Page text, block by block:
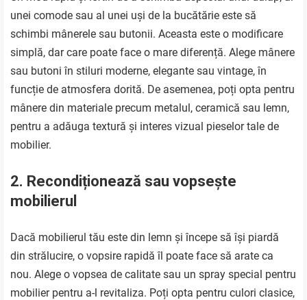
unei comode sau al unei uși de la bucătărie este să
schimbi mânerele sau butonii. Aceasta este o modificare
simplă, dar care poate face o mare diferență. Alege mânere
sau butoni în stiluri moderne, elegante sau vintage, în
funcție de atmosfera dorită. De asemenea, poți opta pentru
mânere din materiale precum metalul, ceramică sau lemn,
pentru a adăuga textură și interes vizual pieselor tale de
mobilier.
2. Recondiționează sau vopsește
mobilierul
Dacă mobilierul tău este din lemn și începe să își piardă
din strălucire, o vopsire rapidă îl poate face să arate ca
nou. Alege o vopsea de calitate sau un spray special pentru
mobilier pentru a-l revitaliza. Poți opta pentru culori clasice,